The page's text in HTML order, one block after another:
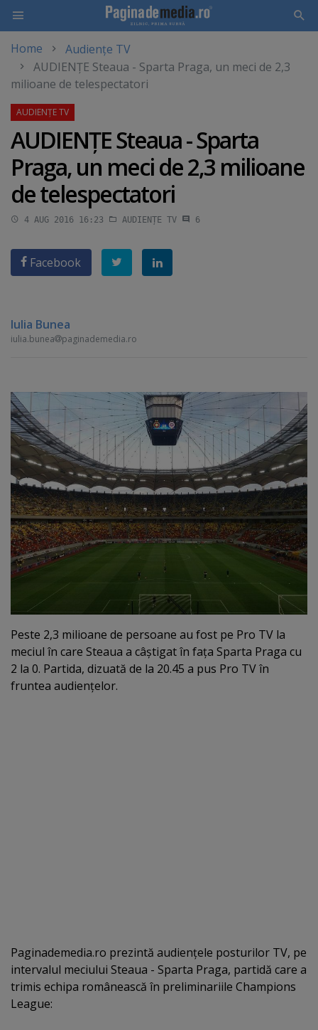
main
content
Home
Audiențe TV
AUDIENŢE Steaua - Sparta Praga, un meci de 2,3
milioane de telespectatori
AUDIENŢE Steaua - Sparta
Praga, un meci de 2,3 milioane
de telespectatori
4 AUG 2016 16:23 AUDIENȚE TV 6
Facebook
Iulia Bunea
iulia.bunea paginademedia.ro
Peste 2,3 milioane de persoane au fost pe Pro TV la
meciul în care Steaua a câştigat în faţa Sparta Praga cu
2 la 0. Partida, dizuată de la 20.45 a pus Pro TV în
fruntea audienţelor.
Paginademedia.ro prezintă audienţele posturilor TV, pe
intervalul meciului Steaua - Sparta Praga, partidă care a
trimis echipa românească în preliminariile Champions
League: